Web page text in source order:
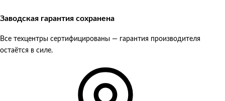
Заводская гарантия сохранена
Все техцентры сертифицированы — гарантия производителя
остаётся в силе.